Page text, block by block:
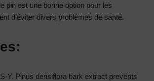
pin est une bonne option pour les
d’éviter divers problèmes de santé.
Y. Pinus densiflora bark extract prevents